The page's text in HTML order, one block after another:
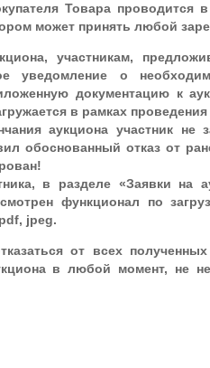
Товара проводится
может принять любой
участникам,
уведомление о
документацию к
в рамках
аукциона участник не
обоснованный отказ от
в разделе «Заявки на
функционал по
jpeg.
от всех
в любой момент, не